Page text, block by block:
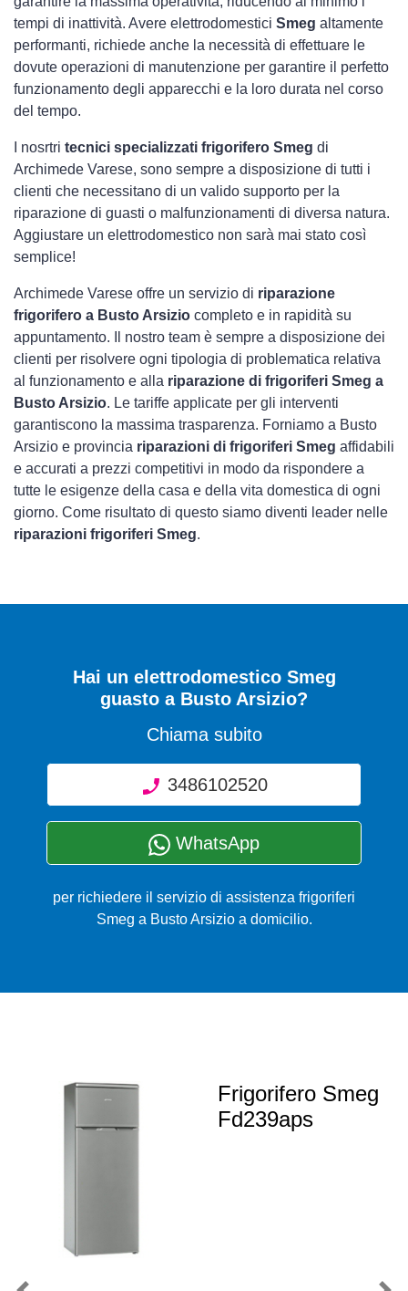
tempi di inattività. Avere elettrodomestici Smeg altamente
performanti, richiede anche la necessità di effettuare le
dovute operazioni di manutenzione per garantire il perfetto
funzionamento degli apparecchi e la loro durata nel corso
del tempo.
I nosrtri tecnici specializzati frigorifero Smeg di
Archimede Varese, sono sempre a disposizione di tutti i
clienti che necessitano di un valido supporto per la
riparazione di guasti o malfunzionamenti di diversa natura.
Aggiustare un elettrodomestico non sarà mai stato così
semplice!
Archimede Varese offre un servizio di riparazione
frigorifero a Busto Arsizio completo e in rapidità su
appuntamento. Il nostro team è sempre a disposizione dei
clienti per risolvere ogni tipologia di problematica relativa
al funzionamento e alla riparazione di frigoriferi Smeg a
Busto Arsizio. Le tariffe applicate per gli interventi
garantiscono la massima trasparenza. Forniamo a Busto
Arsizio e provincia riparazioni di frigoriferi Smeg affidabili
e accurati a prezzi competitivi in modo da rispondere a
tutte le esigenze della casa e della vita domestica di ogni
giorno. Come risultato di questo siamo diventi leader nelle
riparazioni frigoriferi Smeg.
Hai un elettrodomestico Smeg
guasto a Busto Arsizio?
Chiama subito
3486102520
WhatsApp
per richiedere il servizio di assistenza frigoriferi
Smeg a Busto Arsizio a domicilio.
Frigorifero Smeg
Fd239aps